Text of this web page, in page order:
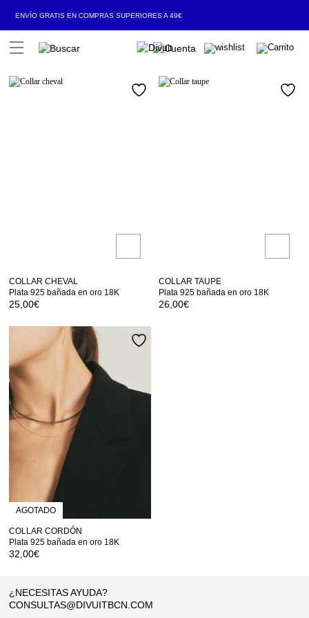
ENVÍO GRATIS EN COMPRAS SUPERIORES A 49€
Open Menu
COLLAR CHEVAL
Plata 925 bañada en oro 18K
25,00€
COLLAR TAUPE
Plata 925 bañada en oro 18K
26,00€
AGOTADO
COLLAR CORDÓN
Plata 925 bañada en oro 18K
32,00€
¿NECESITAS AYUDA?
CONSULTAS@DIVUITBCN.COM